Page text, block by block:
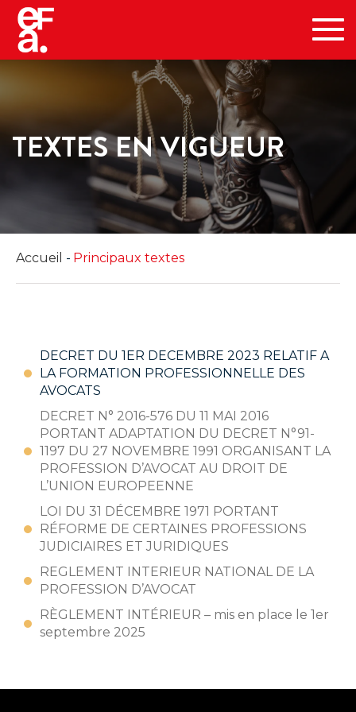
TEXTES EN VIGUEUR
Accueil Principaux textes
DECRET DU 1ER DECEMBRE 2023 RELATIF A
LA FORMATION PROFESSIONNELLE DES
AVOCATS
DECRET N° 2016-576 DU 11 MAI 2016
PORTANT ADAPTATION DU DECRET N°91-
1197 DU 27 NOVEMBRE 1991 ORGANISANT LA
PROFESSION D’AVOCAT AU DROIT DE
L’UNION EUROPEENNE
LOI DU 31 DÉCEMBRE 1971 PORTANT
RÉFORME DE CERTAINES PROFESSIONS
JUDICIAIRES ET JURIDIQUES
REGLEMENT INTERIEUR NATIONAL DE LA
PROFESSION D’AVOCAT
RÈGLEMENT INTÉRIEUR – mis en place le 1er
septembre 2025